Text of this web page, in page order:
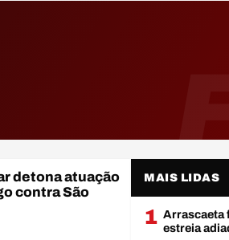
BRA
detona atuação
contra São
MAIS LIDAS
1 Arrascaeta
estreia